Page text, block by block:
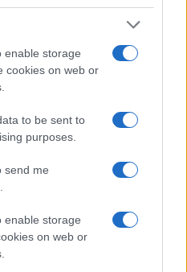
enable storage
cookies on web or
to be sent to
purposes.
send me
enable storage
on web or